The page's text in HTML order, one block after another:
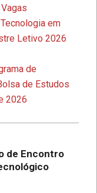
em
Letivo 2026
de
de Estudos
2026
de Encontro
Cibernética e
da Faculdade
o Ponto de
Forense e
com
graduação na
Lança Projeto